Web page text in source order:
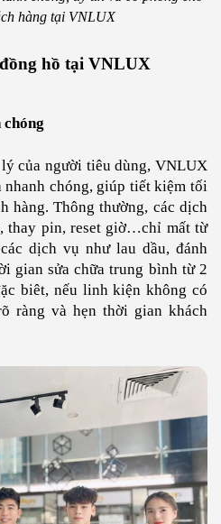
hàng tại VNLUX
hồ tại VNLUX
của người tiêu dùng, VNLUX
nhanh chóng, giúp tiết kiệm tối
hàng. Thông thường, các dịch
thay pin, reset giờ…chỉ mất từ
dịch vụ như lau dầu, đánh
gian sửa chữa trung bình từ 2
biêt, nếu linh kiện không có
ràng và hẹn thời gian khách